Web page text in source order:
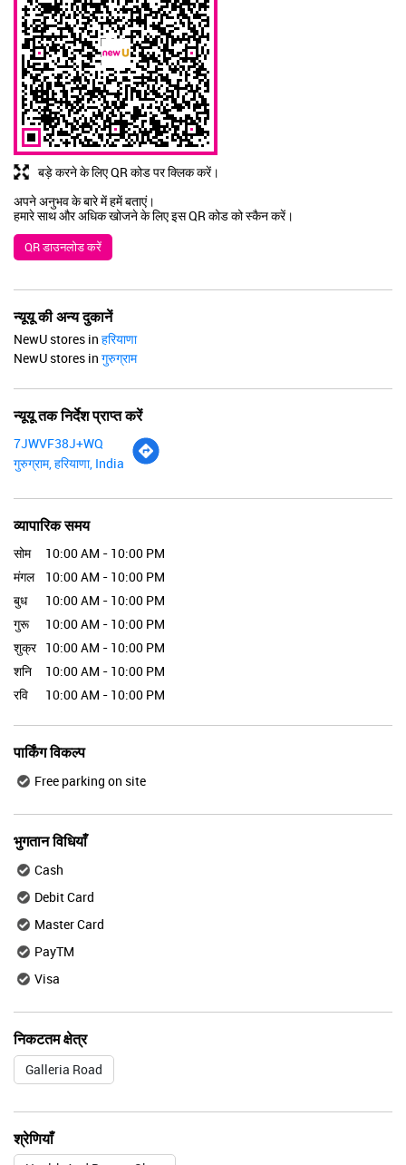
बड़े करने के लिए QR कोड पर क्लिक करें।
अपने अनुभव के बारे में हमें बताएं।
हमारे साथ और अधिक खोजने के लिए इस QR कोड को स्कैन करें।
QR डाउनलोड करें
न्यूयू की अन्य दुकानें
NewU stores in हरियाणा
NewU stores in गुरुग्राम
न्यूयू तक निर्देश प्राप्त करें
7JWVF38J+WQ
गुरुग्राम, हरियाणा, India
व्यापारिक समय
सोम
10:00 AM - 10:00 PM
मंगल
10:00 AM - 10:00 PM
बुध
10:00 AM - 10:00 PM
गुरू
10:00 AM - 10:00 PM
शुक्र 10:00 AM - 10:00 PM
शनि
10:00 AM - 10:00 PM
रवि
10:00 AM - 10:00 PM
पार्किंग विकल्प
Free parking on site
भुगतान विधियाँ
Cash
Debit Card
Master Card
PayTM
Visa
निकटतम क्षेत्र
Galleria Road
श्रेणियाँ